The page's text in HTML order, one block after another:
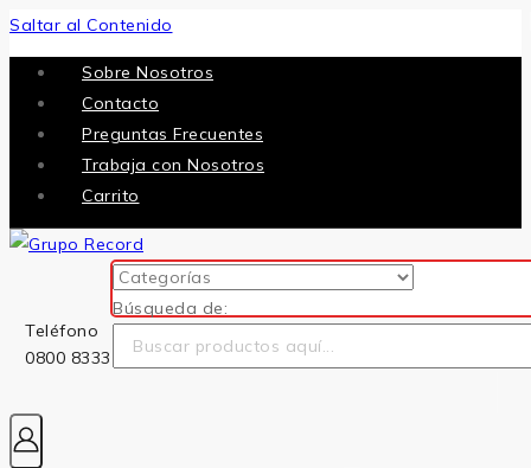
Saltar al Contenido
Sobre Nosotros
Contacto
Preguntas Frecuentes
Trabaja con Nosotros
Carrito
Búsqueda de:
Teléfono
0800 8333